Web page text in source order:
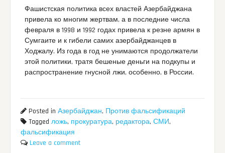
Фашистская политика всех властей Азербайджана
привела ко многим жертвам, а в последние числа
февраля в 1998 и 1992 годах привела к резне армян в
Сумгаите и к гибели самих азербайджанцев в
Ходжалу. Из года в год не унимаются продолжатели
этой политики, тратя бешеные деньги на подкупы и
распространение гнусной лжи, особенно, в России.
Posted inАзербайджан, Против фальсификаций
Taggedложь, прокуратура, редактора,СМИ,
фальсификация
Leave a comment